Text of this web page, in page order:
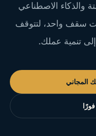
والذكاء الاصطناعي
سقف واحد، لتتوقف
تنمية عملك.
المجاني